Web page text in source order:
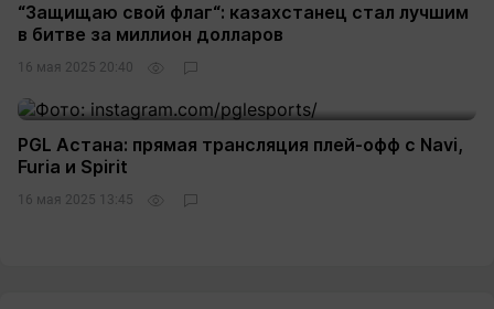
“Защищаю свой флаг“: казахстанец стал лучшим
в битве за миллион долларов
16 мая 2025 20:40
PGL Астана: прямая трансляция плей-офф с Navi,
Furia и Spirit
16 мая 2025 13:45